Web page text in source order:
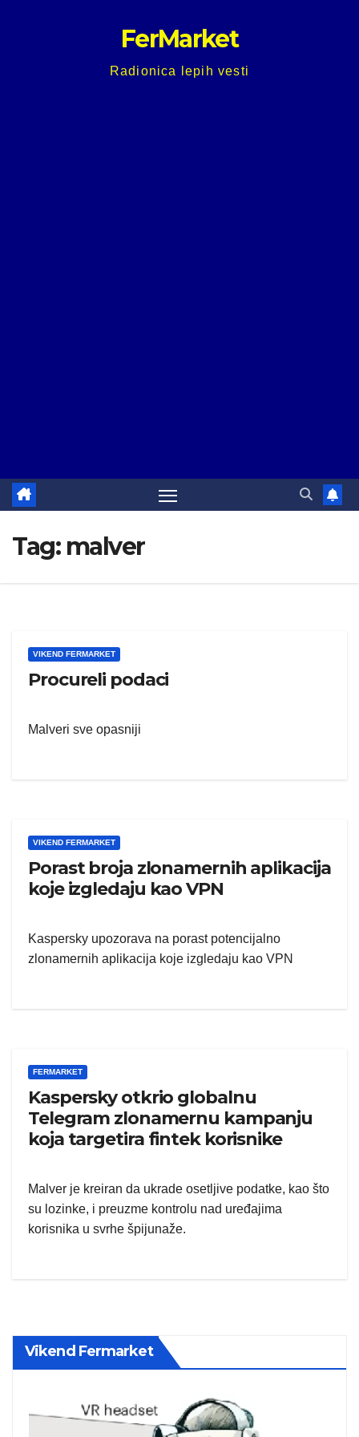
FerMarket
Radionica lepih vesti
Tag: malver
VIKEND FERMARKET
Procureli podaci
Malveri sve opasniji
VIKEND FERMARKET
Porast broja zlonamernih aplikacija
koje izgledaju kao VPN
Kaspersky upozorava na porast potencijalno
zlonamernih aplikacija koje izgledaju kao VPN
FERMARKET
Kaspersky otkrio globalnu
Telegram zlonamernu kampanju
koja targetira fintek korisnike
Malver je kreiran da ukrade osetljive podatke, kao što
su lozinke, i preuzme kontrolu nad uređajima
korisnika u svrhe špijunaže.
Vikend Fermarket